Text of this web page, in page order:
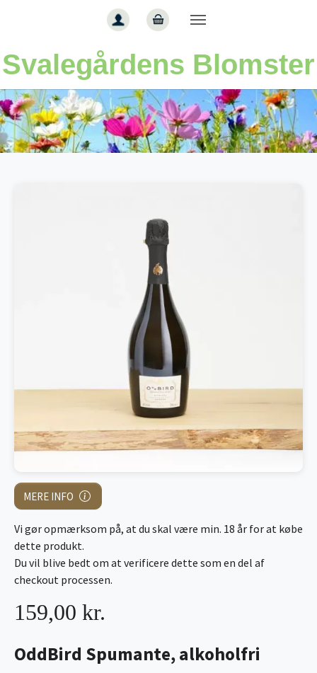
Svalegårdens Blomster
MERE INFO
OddBird Spumante, alkoholfri
159,00 kr.
Vi gør opmærksom på, at du skal være min. 18 år for at købe
dette produkt.
Du vil blive bedt om at verificere dette som en del af
checkout processen.